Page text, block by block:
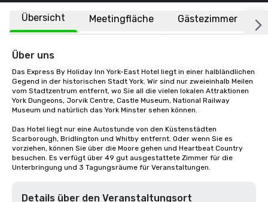
Übersicht Meetingfläche Gästezimmer
Über uns
Das Express By Holiday Inn York-East Hotel liegt in einer halbländlichen
Gegend in der historischen Stadt York. Wir sind nur zweieinhalb Meilen
vom Stadtzentrum entfernt, wo Sie all die vielen lokalen Attraktionen
York Dungeons, Jorvik Centre, Castle Museum, National Railway
Museum und natürlich das York Minster sehen können.
Das Hotel liegt nur eine Autostunde von den Küstenstädten
Scarborough, Bridlington und Whitby entfernt. Oder wenn Sie es
vorziehen, können Sie über die Moore gehen und Heartbeat Country
besuchen. Es verfügt über 49 gut ausgestattete Zimmer für die
Unterbringung und 3 Tagungsräume für Veranstaltungen.
Details über den Veranstaltungsort